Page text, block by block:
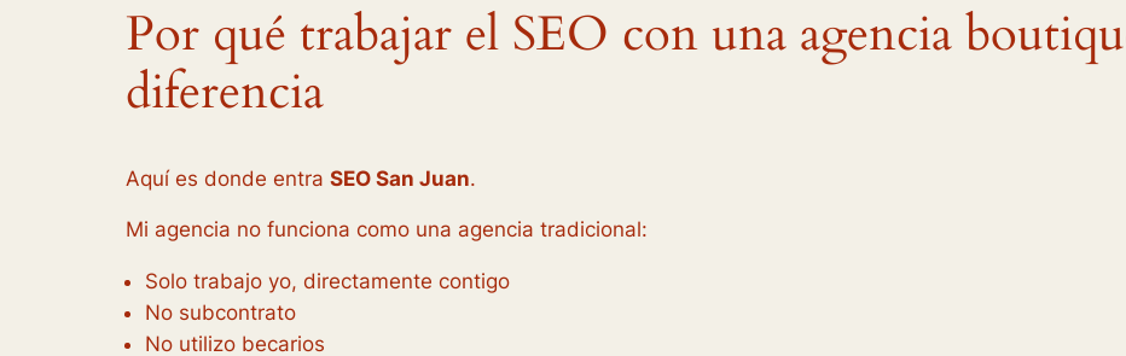
Por qué trabajar el SEO con una agencia
diferencia
Aquí es donde entra SEO San Juan.
Mi agencia no funciona como una agencia tradicional:
Solo trabajo yo, directamente contigo
No subcontrato
No utilizo becarios